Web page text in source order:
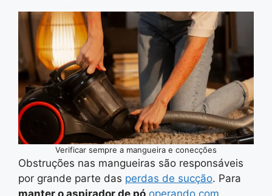
Verificar sempre a mangueira e conecções
Obstruções nas mangueiras são responsáveis
por grande parte das perdas de sucção. Para
manter o aspirador de pó operando com